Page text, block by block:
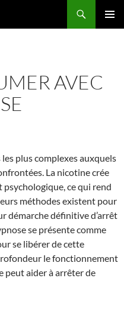
AVEC
plus complexes auxquels
La nicotine crée
ce qui rend
méthodes existent pour
démarche définitive d’arrêt
se présente comme
se libérer de cette
le fonctionnement
peut aider à arrêter de